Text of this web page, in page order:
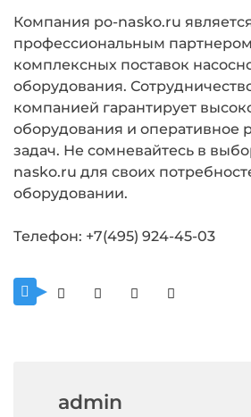
Компания po-nasko.ru
профессиональным
комплексных поставок
оборудования.
компанией гарантирует
оборудования и оперативное
задач. Не сомневайтесь в
nasko.ru для своих
оборудовании.
Телефон: +7(495) 924-45-03
admin